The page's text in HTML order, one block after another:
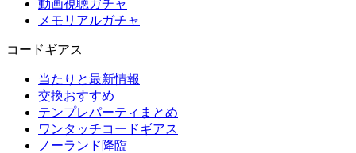
動画視聴ガチャ
メモリアルガチャ
コードギアス
当たりと最新情報
交換おすすめ
テンプレパーティまとめ
ワンタッチコードギアス
ノーランド降臨